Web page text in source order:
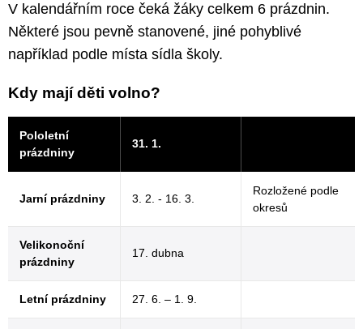
V kalendářním roce čeká žáky celkem 6 prázdnin.
Některé jsou pevně stanovené, jiné pohyblivé
například podle místa sídla školy.
Kdy mají děti volno?
Pololetní
prázdniny
31. 1.
Jarní prázdniny 3. 2. - 16. 3.
Rozložené podle
okresů
Velikonoční
prázdniny
17. dubna
Letní prázdniny 27. 6. – 1. 9.